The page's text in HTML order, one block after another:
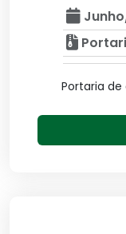
Portaria de